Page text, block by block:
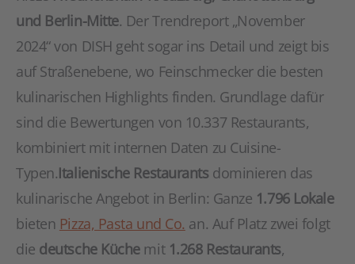
und Berlin-Mitte. Der Trendreport „November
2024“ von DISH geht sogar ins Detail und zeigt bis
auf Straßenebene, wo Feinschmecker die besten
kulinarischen Highlights finden. Grundlage dafür
sind die Bewertungen von 10.337 Restaurants,
kombiniert mit internen Daten zu Cuisine-
Typen.Italienische Restaurants dominieren das
kulinarische Angebot in Berlin: Ganze 1.796 Lokale
bieten Pizza, Pasta und Co. an. Auf Platz zwei folgt
die deutsche Küchemit 1.268 Restaurants,